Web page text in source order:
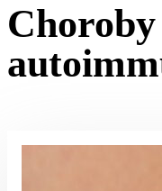
Choroby